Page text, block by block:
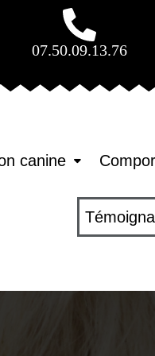
07.50.09.13.76
canine